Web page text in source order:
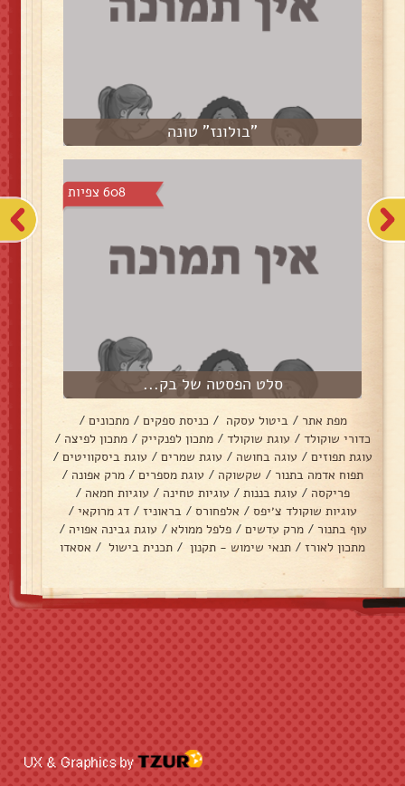
"בולונז" טונה
608 צפיות
סלט הפסטה של בק...
מפת אתר / ביטול עסקה / כניסת ספקים / מתכונים /
כדורי שוקולד / עוגת שוקולד / מתכון לפנקייק / מתכון לפיצה /
עוגת תפוזים / עוגה בחושה / עוגת שמרים / עוגת ביסקוויטים /
תפוח אדמה בתנור / שקשוקה / עוגת מספרים / מרק אפונה /
פריקסה / עוגת בננות / עוגיות טחינה / עוגיות חמאה /
עוגיות שוקולד צ׳יפס / אלפחורס / בראוניז / דג מרוקאי /
עוף בתנור / מרק עדשים / פלפל ממולא / עוגת גבינה אפויה /
מתכון לאורז / תנאי שימוש - תקנון / תכנית בישול / אסאדו